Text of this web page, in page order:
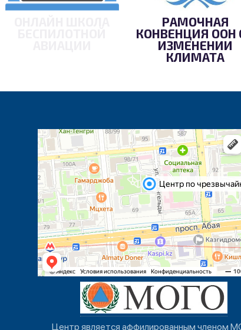
РАМОЧНАЯ
КОНВЕНЦИЯ ООН
ИЗМЕНЕНИИ
КЛИМАТА
Центр является аффилированным членом